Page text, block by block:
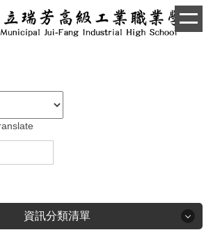
資訊分類清單